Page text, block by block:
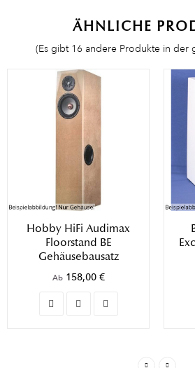
ÄHNLICHE
(Es gibt 16 andere Produkte in der
Hobby HiFi Audimax
Floorstand BE
Gehäusebausatz
Ab 158,00 €